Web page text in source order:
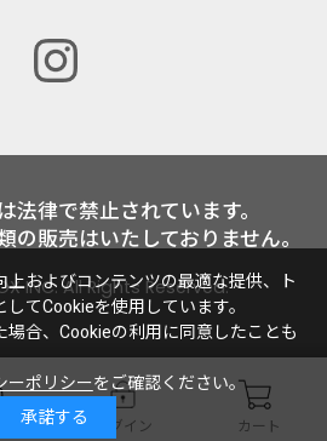
ログイン カート
法律で禁止されています。
の販売はいたしておりません。
INC. All Rights Reserved.
およびコンテンツの最適な提供、ト
てCookieを使用しています。
合、Cookieの利用に同意したことも
ーポリシーをご確認ください。
承諾する